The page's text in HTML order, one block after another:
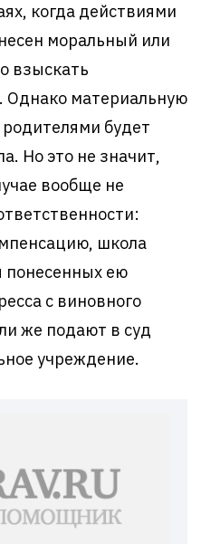
когда действиями
моральный или
взыскать
Однако материальную
будет
Но это не значит,
вообще не
школа
понесенных ею
с виновного
же подают в суд
учреждение.